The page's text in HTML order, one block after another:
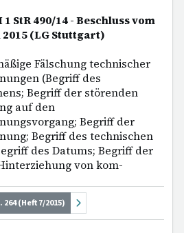
1 StR 490/14 - Beschluss vom
(LG Stuttgart)
Fälschung technischer
(Begriff des
Begriff der störenden
auf den
Begriff der
Begriff des technischen
des Datums; Begriff der
von kom-
264 (Heft 7/2015)